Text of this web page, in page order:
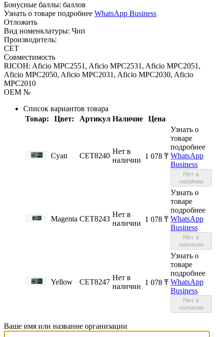
Бонусные баллы: баллов
Узнать о товаре подробнее WhatsApp Business
Отложить
Вид номенклатуры: Чип
Производитель:
CET
Совместимость
RICOH: Aficio MPC2551, Aficio MPC2531, Aficio MPC2051,
Aficio MPC2050, Aficio MPC2031, Aficio MPC2030, Aficio
MPC2010
OEM №
Список вариантов товара
Товар:
Цвет: Артикул Наличие Цена
Cyan CET8240
Нет в
наличии 1 078 ₸
Узнать о
товаре
подробнее
WhatsApp
Business
Нет в
наличии
Magenta CET8243
Нет в
наличии 1 078 ₸
Узнать о
товаре
подробнее
WhatsApp
Business
Нет в
наличии
Yellow CET8247
Нет в
наличии 1 078 ₸
Узнать о
товаре
подробнее
WhatsApp
Business
Нет в
наличии
Ваше имя или название организации